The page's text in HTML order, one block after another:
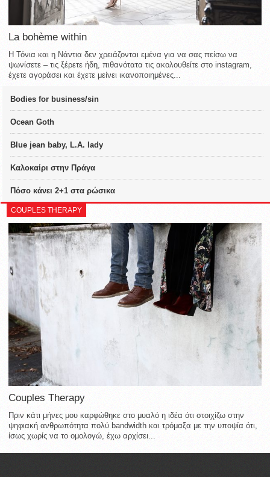
La bohème within
Η Τόνια και η Νάντια δεν χρειάζονται εμένα για να σας πείσω να
ψωνίσετε – τις ξέρετε ήδη, πιθανότατα τις ακολουθείτε στο instagram,
έχετε αγοράσει και έχετε μείνει ικανοποιημένες...
Bodies for business/sin
Ocean Goth
Blue jean baby, L.A. lady
Καλοκαίρι στην Πράγα
Πόσο κάνει 2+1 στα ρώσικα
COUPLES THERAPY
Couples Therapy
Πριν κάτι μήνες μου καρφώθηκε στο μυαλό η ιδέα ότι στοιχίζω στην
ψηφιακή ανθρωπότητα πολύ bandwidth και τρόμαξα με την υποψία ότι,
ίσως χωρίς να το ομολογώ, έχω αρχίσει...